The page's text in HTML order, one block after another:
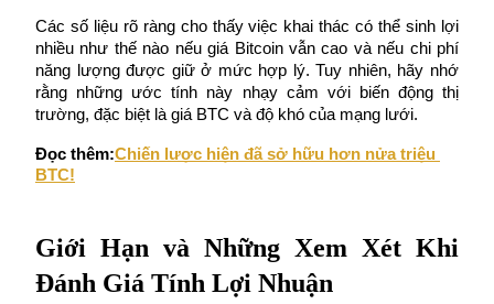
Đầu tư độc quyền cho người nắm giữ BTR
Khoản vay
Các số liệu rõ ràng cho thấy việc khai thác có thể sinh lợi
nhiều như thế nào nếu giá Bitcoin vẫn cao và nếu chi phí
năng lượng được giữ ở mức hợp lý. Tuy nhiên, hãy nhớ
rằng những ước tính này nhạy cảm với biến động thị
trường, đặc biệt là giá BTC và độ khó của mạng lưới.
Đọc thêm:Chiến lược hiện đã sở hữu hơn nửa triệu
BTC!
Giới Hạn và Những Xem Xét Khi
Đánh Giá Tính Lợi Nhuận